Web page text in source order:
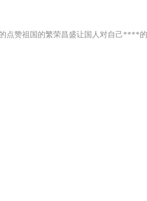
点赞祖国的繁荣昌盛让国人对自己****